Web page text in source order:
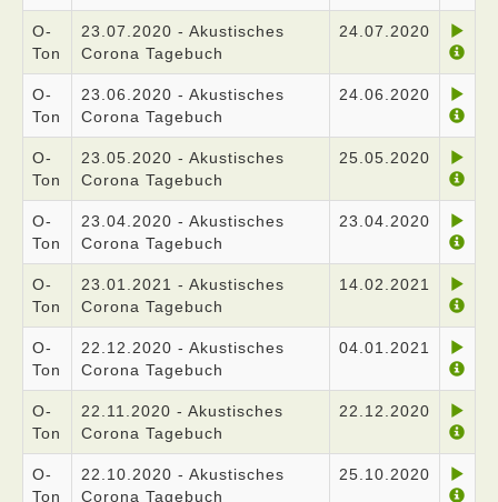
O-
Ton
23.07.2020 - Akustisches
Corona Tagebuch
24.07.2020
O-
Ton
23.06.2020 - Akustisches
Corona Tagebuch
24.06.2020
O-
Ton
23.05.2020 - Akustisches
Corona Tagebuch
25.05.2020
O-
Ton
23.04.2020 - Akustisches
Corona Tagebuch
23.04.2020
O-
Ton
23.01.2021 - Akustisches
Corona Tagebuch
14.02.2021
O-
Ton
22.12.2020 - Akustisches
Corona Tagebuch
04.01.2021
O-
Ton
22.11.2020 - Akustisches
Corona Tagebuch
22.12.2020
O-
Ton
22.10.2020 - Akustisches
Corona Tagebuch
25.10.2020